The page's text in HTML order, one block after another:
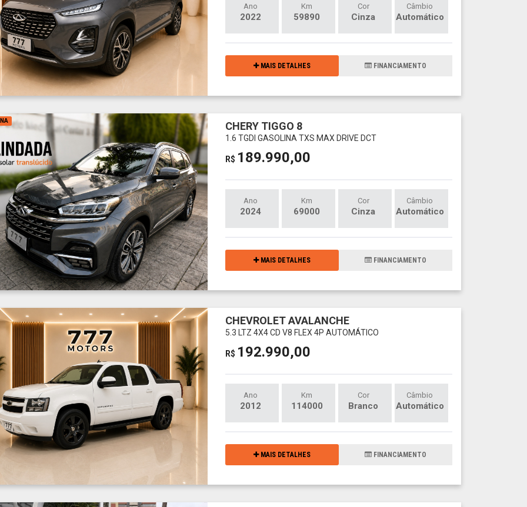
Ano
2022
Km
59890
Cor
Cinza
Câmbio
Automático
MAIS DETALHES FINANCIAMENTO
CHERY TIGGO 8
1.6 TGDI GASOLINA TXS MAX DRIVE DCT
R$ 189.990,00
Ano
2024
Km
69000
Cor
Cinza
Câmbio
Automático
MAIS DETALHES FINANCIAMENTO
CHEVROLET AVALANCHE
5.3 LTZ 4X4 CD V8 FLEX 4P AUTOMÁTICO
R$ 192.990,00
Ano
2012
Km
114000
Cor
Branco
Câmbio
Automático
MAIS DETALHES FINANCIAMENTO